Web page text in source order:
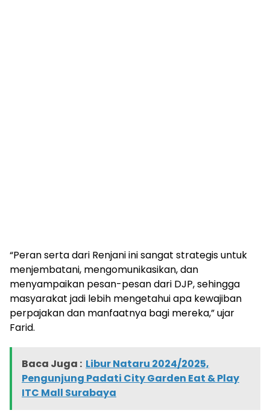
“Peran serta dari Renjani ini sangat strategis untuk
menjembatani, mengomunikasikan, dan
menyampaikan pesan-pesan dari DJP, sehingga
masyarakat jadi lebih mengetahui apa kewajiban
perpajakan dan manfaatnya bagi mereka,” ujar
Farid.
Baca Juga : Libur Nataru 2024/2025,
Pengunjung Padati City Garden Eat & Play
ITC Mall Surabaya